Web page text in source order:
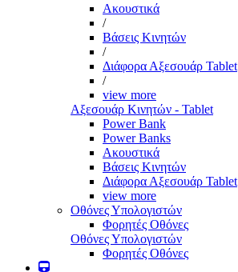
Ακουστικά
/
Βάσεις Κινητών
/
Διάφορα Αξεσουάρ Tablet
/
view more
Αξεσουάρ Κινητών - Tablet
Power Bank
Power Banks
Ακουστικά
Βάσεις Κινητών
Διάφορα Αξεσουάρ Tablet
view more
Οθόνες Υπολογιστών
Φορητές Οθόνες
Οθόνες Υπολογιστών
Φορητές Οθόνες